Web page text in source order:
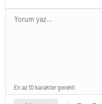
En az 10 karakter gerekli